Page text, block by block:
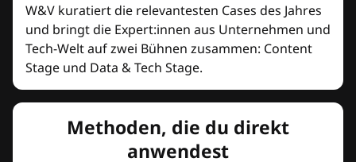
W&V kuratiert die relevantesten Cases des Jahres
und bringt die Expert:innen aus Unternehmen und
Tech-Welt auf zwei Bühnen zusammen: Content
Stage und Data & Tech Stage.
Methoden, die du direkt
anwendest